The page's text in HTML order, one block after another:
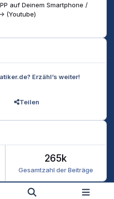
auf Deinem Smartphone /
(Youtube)
Erzähl’s weiter!
Teilen
Gesamtzahl der Beiträge
265k